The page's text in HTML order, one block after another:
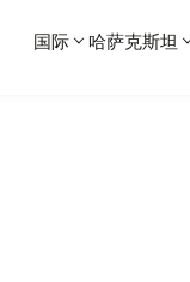
国际 哈萨克斯坦